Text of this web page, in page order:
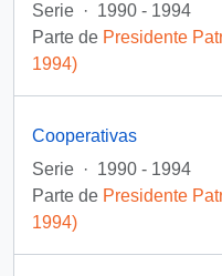
Serie · 1990 - 1994
Parte de Presidente
1994)
Cooperativas
Serie · 1990 - 1994
Parte de Presidente
1994)